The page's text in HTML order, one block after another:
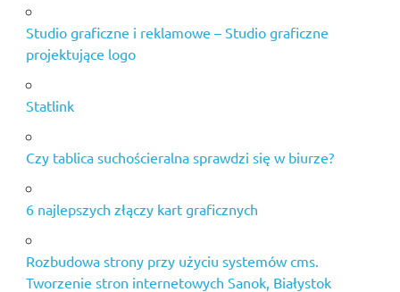
Studio graficzne i reklamowe – Studio graficzne
projektujące logo
Statlink
Czy tablica suchościeralna sprawdzi się w biurze?
6 najlepszych złączy kart graficznych
Rozbudowa strony przy użyciu systemów cms.
Tworzenie stron internetowych Sanok, Białystok